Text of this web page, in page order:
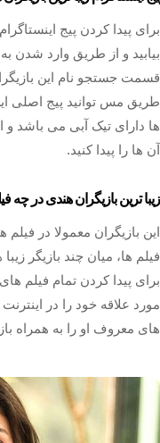
برای پیدا کردن پیج
بیابید و از طریق وارد شدن
قسمت جستجو نام این
طریق مس توانید پیج اصلی
ها دارای تیک آبی می باشد و
آن ها را پیدا کنید.
زیبا ترین بازیگران هندی در چه
این بازیگران معمولا در
فیلم ها، میان چند بازیگر
برای پیدا کردن تمام فیلم
مورد علاقه خود را در
های معروف او را به همراه